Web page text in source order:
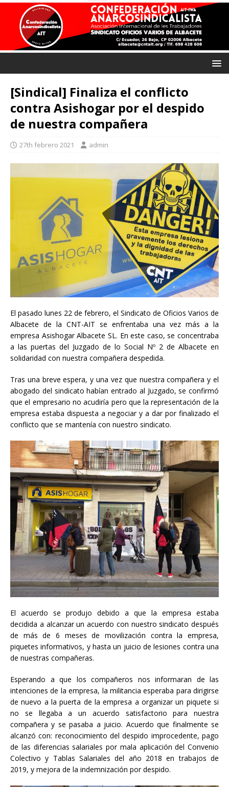
[Sindical] Finaliza el conflicto
contra Asishogar por el despido
de nuestra compañera
27th febrero 2021 admin
El pasado lunes 22 de febrero, el Sindicato de Oficios Varios de
Albacete de la CNT-AIT se enfrentaba una vez más a la
empresa Asishogar Albacete SL. En este caso, se concentraba
a las puertas del Juzgado de lo Social Nº 2 de Albacete en
solidaridad con nuestra compañera despedida.
Tras una breve espera, y una vez que nuestra compañera y el
abogado del sindicato habían entrado al Juzgado, se confirmó
que el empresario no acudiría pero que la representación de la
empresa estaba dispuesta a negociar y a dar por finalizado el
conflicto que se mantenía con nuestro sindicato.
El acuerdo se produjo debido a que la empresa estaba
decidida a alcanzar un acuerdo con nuestro sindicato después
de más de 6 meses de movilización contra la empresa,
piquetes informativos, y hasta un juicio de lesiones contra una
de nuestras compañeras.
Esperando a que los compañeros nos informaran de las
intenciones de la empresa, la militancia esperaba para dirigirse
de nuevo a la puerta de la empresa a organizar un piquete si
no se llegaba a un acuerdo satisfactorio para nuestra
compañera y se pasaba a juicio. Acuerdo que finalmente se
alcanzó con: reconocimiento del despido improcedente, pago
de las diferencias salariales por mala aplicación del Convenio
Colectivo y Tablas Salariales del año 2018 en trabajos de
2019, y mejora de la indemnización por despido.